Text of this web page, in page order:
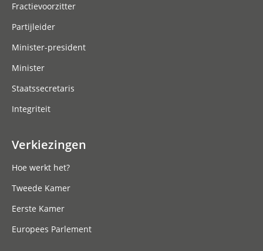
Fractievoorzitter
Partijleider
Minister-president
Minister
Staatssecretaris
Integriteit
Verkiezingen
Hoe werkt het?
Tweede Kamer
Eerste Kamer
Europees Parlement